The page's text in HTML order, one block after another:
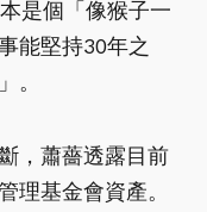
是個「像猴子一
能堅持30年之
。
，蕭薔透露目前
理基金會資產。